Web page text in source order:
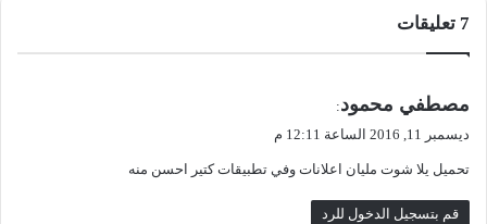
قم
القائمة
وقم
بحذهم
‫7 تعليقات
ل
مصطفي محمود:
ديسمبر 11, 2016 الساعة 12:11 م
تحميل يلا شوت مليان اعلانات وفي تطبيقات كتير احسن منه
قم بتسجيل الدخول للرد